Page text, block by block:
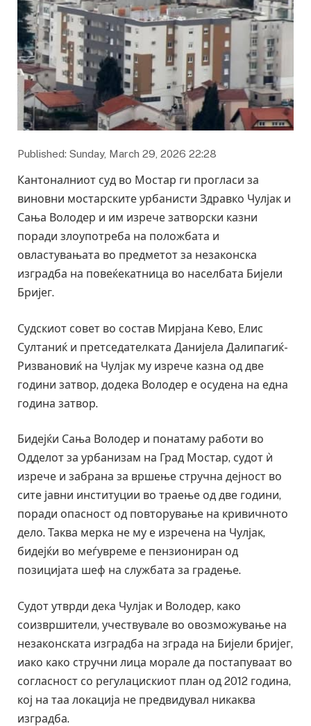
Published: Sunday, March 29, 2026 22:28
Кантоналниот суд во Мостар ги прогласи за
виновни мостарските урбанисти Здравко Чулјак и
Сања Володер и им изрече затворски казни
поради злоупотреба на положбата и
овластувањата во предметот за незаконска
изградба на повеќекатница во населбата Бијели
Бријег.
Судскиот совет во состав Мирјана Кево, Елис
Султаниќ и претседателката Данијела Далипагиќ-
Ризвановиќ на Чулјак му изрече казна од две
години затвор, додека Володер е осудена на една
година затвор.
Бидејќи Сања Володер и понатаму работи во
Одделот за урбанизам на Град Мостар, судот ѝ
изрече и забрана за вршење стручна дејност во
сите јавни институции во траење од две години,
поради опасност од повторување на кривичното
дело. Таква мерка не му е изречена на Чулјак,
бидејќи во меѓувреме е пензиониран од
позицијата шеф на службата за градење.
Судот утврди дека Чулјак и Володер, како
соизвршители, учествувале во овозможување на
незаконската изградба на зграда на Бијели бријег,
иако како стручни лица морале да постапуваат во
согласност со регулацискиот план од 2012 година,
кој на таа локација не предвидувал никаква
изградба.